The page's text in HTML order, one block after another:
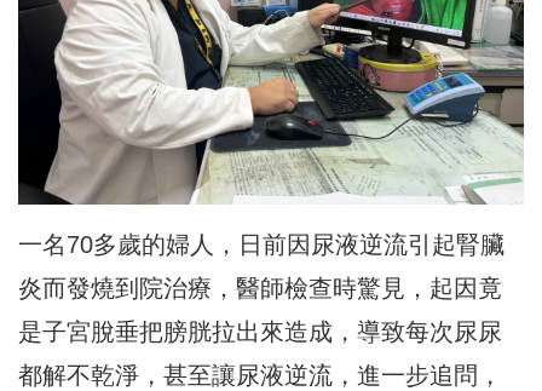
一名70多歲的婦人，日前因尿液逆流引起腎臟
炎而發燒到院治療，醫師檢查時驚見，起因竟
是子宮脫垂把膀胱拉出來造成，導致每次尿尿
都解不乾淨，甚至讓尿液逆流，進一步追問，